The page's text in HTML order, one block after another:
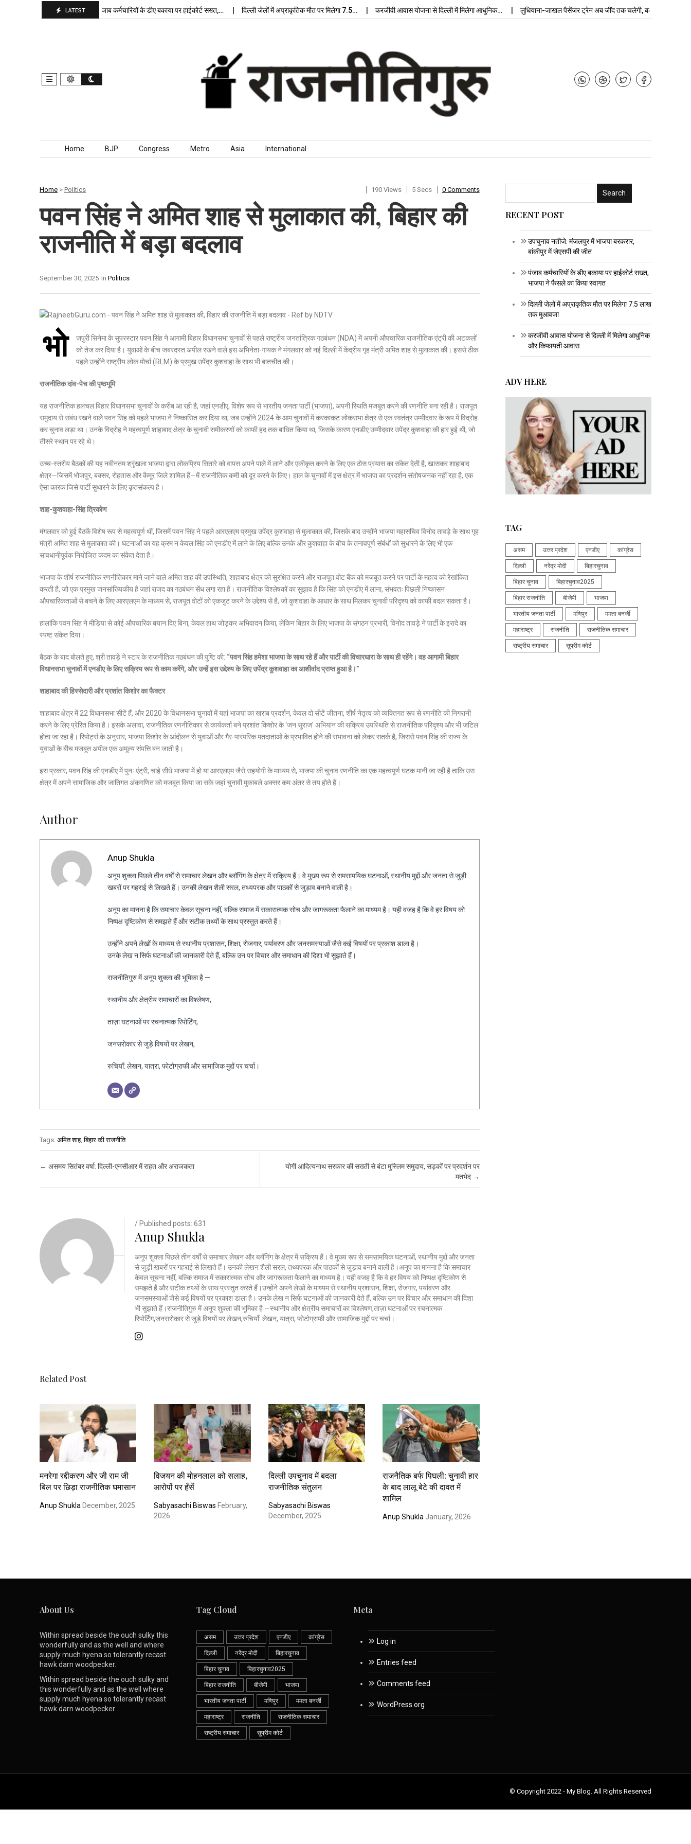
LATEST
बरकरार, बांकीपुर में… पंजाब कर्मचारियों के डीए बकाया पर हाईकोर्ट सख्त,… दिल्ली जेलों में अप्राकृतिक मौत पर मिलेगा 7.5… करजीवी आवास योजना से दिल्ली में मिलेगा आधुनिक… लुधियाना-जाखल पैसेंजर ट्रेन अब जींद तक चलेगी, बढ़ेगी…
Skip to content
Home BJP Congress Metro Asia International
Home > Politics 190 Views 5 Secs 0 Comments
पवन सिंह ने अमित शाह से मुलाकात की, बिहार की
राजनीति में बड़ा बदलाव
In Politics
September 30, 2025
भो
जपुरी सिनेमा के सुपरस्टार पवन सिंह ने आगामी बिहार विधानसभा चुनावों से पहले राष्ट्रीय जनतांत्रिक गठबंधन (NDA) में अपनी औपचारिक राजनीतिक एंट्री की अटकलों
को तेज कर दिया है। युवाओं के बीच जबरदस्त अपील रखने वाले इस अभिनेता-गायक ने मंगलवार को नई दिल्ली में केंद्रीय गृह मंत्री अमित शाह से मुलाकात की। इससे ठीक
पहले उन्होंने राष्ट्रीय लोक मोर्चा (RLM) के प्रमुख उपेंद्र कुशवाहा के साथ भी बातचीत की।
राजनीतिक दांव-पेच की पृष्ठभूमि
यह राजनीतिक हलचल बिहार विधानसभा चुनावों के करीब आ रही है, जहां एनडीए, विशेष रूप से भारतीय जनता पार्टी (भाजपा), अपनी स्थिति मजबूत करने की रणनीति बना रही है। राजपूत
समुदाय से संबंध रखने वाले पवन सिंह को पहले भाजपा ने निष्कासित कर दिया था, जब उन्होंने 2024 के आम चुनावों में करकाकट लोकसभा क्षेत्र से एक स्वतंत्र उम्मीदवार के रूप में विद्रोह
कर चुनाव लड़ा था। उनके विद्रोह ने महत्वपूर्ण शाहाबाद क्षेत्र के चुनावी समीकरणों को काफी हद तक बाधित किया था, जिसके कारण एनडीए उम्मीदवार उपेंद्र कुशवाहा की हार हुई थी, जो
तीसरे स्थान पर रहे थे।
उच्च-स्तरीय बैठकों की यह नवीनतम श्रृंखला भाजपा द्वारा लोकप्रिय सितारे को वापस अपने पाले में लाने और एकीकृत करने के लिए एक ठोस प्रयास का संकेत देती है, खासकर शाहाबाद
क्षेत्र—जिसमें भोजपुर, बक्सर, रोहतास और कैमूर जिले शामिल हैं—में राजनीतिक कमी को दूर करने के लिए। हाल के चुनावों में इस क्षेत्र में भाजपा का प्रदर्शन संतोषजनक नहीं रहा है, एक
ऐसा कारक जिसे पार्टी सुधारने के लिए कृतसंकल्प है।
शाह-कुशवाहा-सिंह त्रिकोण
मंगलवार को हुई बैठकें विशेष रूप से महत्वपूर्ण थीं, जिसमें पवन सिंह ने पहले आरएलएम प्रमुख उपेंद्र कुशवाहा से मुलाकात की, जिसके बाद उन्होंने भाजपा महासचिव विनोद तावड़े के साथ गृह
मंत्री अमित शाह से मुलाकात की। घटनाओं का यह क्रम न केवल सिंह को एनडीए में लाने के लिए बल्कि उनके और कुशवाहा के बीच के तनावपूर्ण संबंधों को सुधारने के लिए भी एक
सावधानीपूर्वक नियोजित कदम का संकेत देता है।
भाजपा के शीर्ष राजनीतिक रणनीतिकार माने जाने वाले अमित शाह की उपस्थिति, शाहाबाद क्षेत्र को सुरक्षित करने और राजपूत वोट बैंक को मजबूत करने पर पार्टी के महत्व को रेखांकित
करती है, जो एक प्रमुख जनसांख्यिकीय है जहां राजद का गठबंधन सेंध लगा रहा है। राजनीतिक विश्लेषकों का सुझाव है कि सिंह को एनडीए में लाना, संभवतः पिछली निष्कासन
औपचारिकताओं से बचने के लिए आरएलएम के माध्यम से, राजपूत वोटों को एकजुट करने के उद्देश्य से है, जो कुशवाहा के आधार के साथ मिलकर चुनावी परिदृश्य को काफी बदल सकता है।
हालांकि पवन सिंह ने मीडिया से कोई औपचारिक बयान दिए बिना, केवल हाथ जोड़कर अभिवादन किया, लेकिन बिहार के लिए भाजपा के संगठन प्रभारी, विनोद तावड़े ने पार्टी के इरादे का
स्पष्ट संकेत दिया।
बैठक के बाद बोलते हुए, श्री तावड़े ने स्टार के राजनीतिक गठबंधन की पुष्टि की: “पवन सिंह हमेशा भाजपा के साथ रहे हैं और पार्टी की विचारधारा के साथ ही रहेंगे। वह आगामी बिहार
विधानसभा चुनावों में एनडीए के लिए सक्रिय रूप से काम करेंगे, और उन्हें इस उद्देश्य के लिए उपेंद्र कुशवाहा का आशीर्वाद प्राप्त हुआ है।”
शाहाबाद की हिस्सेदारी और प्रशांत किशोर का फैक्टर
शाहाबाद क्षेत्र में 22 विधानसभा सीटें हैं, और 2020 के विधानसभा चुनावों में यहां भाजपा का खराब प्रदर्शन, केवल दो सीटें जीतना, शीर्ष नेतृत्व को व्यक्तिगत रूप से रणनीति की निगरानी
करने के लिए प्रेरित किया है। इसके अलावा, राजनीतिक रणनीतिकार से कार्यकर्ता बने प्रशांत किशोर के ‘जन सुराज’ अभियान की सक्रिय उपस्थिति से राजनीतिक परिदृश्य और भी जटिल
होता जा रहा है। रिपोर्ट्स के अनुसार, भाजपा किशोर के आंदोलन से युवाओं और गैर-पारंपरिक मतदाताओं के प्रभावित होने की संभावना को लेकर सतर्क है, जिससे पवन सिंह की राज्य के
युवाओं के बीच मजबूत अपील एक अमूल्य संपत्ति बन जाती है।
इस प्रकार, पवन सिंह की एनडीए में पुनः एंट्री, चाहे सीधे भाजपा में हो या आरएलएम जैसे सहयोगी के माध्यम से, भाजपा की चुनाव रणनीति का एक महत्वपूर्ण घटक मानी जा रही है ताकि उस
क्षेत्र में अपने सामाजिक और जातिगत अंकगणित को मजबूत किया जा सके जहां चुनावी मुकाबले अक्सर कम अंतर से तय होते हैं।
Author
Anup Shukla
अनूप शुक्ला पिछले तीन वर्षों से समाचार लेखन और ब्लॉगिंग के क्षेत्र में सक्रिय हैं। वे मुख्य रूप से समसामयिक घटनाओं, स्थानीय मुद्दों और जनता से जुड़ी
खबरों पर गहराई से लिखते हैं। उनकी लेखन शैली सरल, तथ्यपरक और पाठकों से जुड़ाव बनाने वाली है।
अनूप का मानना है कि समाचार केवल सूचना नहीं, बल्कि समाज में सकारात्मक सोच और जागरूकता फैलाने का माध्यम है। यही वजह है कि वे हर विषय को
निष्पक्ष दृष्टिकोण से समझते हैं और सटीक तथ्यों के साथ प्रस्तुत करते हैं।
उन्होंने अपने लेखों के माध्यम से स्थानीय प्रशासन, शिक्षा, रोजगार, पर्यावरण और जनसमस्याओं जैसे कई विषयों पर प्रकाश डाला है।
उनके लेख न सिर्फ घटनाओं की जानकारी देते हैं, बल्कि उन पर विचार और समाधान की दिशा भी सुझाते हैं।
राजनीतिगुरु में अनूप शुक्ला की भूमिका है —
स्थानीय और क्षेत्रीय समाचारों का विश्लेषण,
ताज़ा घटनाओं पर रचनात्मक रिपोर्टिंग,
जनसरोकार से जुड़े विषयों पर लेखन,
रुचियाँ: लेखन, यात्रा, फोटोग्राफी और सामाजिक मुद्दों पर चर्चा।
Tags: अमित शाह,बिहार की राजनीति
Post navigation
← असमय सितंबर वर्षा: दिल्ली-एनसीआर में राहत और अराजकता
योगी आदित्यनाथ सरकार की सख्ती से बंटा मुस्लिम समुदाय, सड़कों पर प्रदर्शन पर
मतभेद →
/ Published posts: 631
Anup Shukla
अनूप शुक्ला पिछले तीन वर्षों से समाचार लेखन और ब्लॉगिंग के क्षेत्र में सक्रिय हैं। वे मुख्य रूप से समसामयिक घटनाओं, स्थानीय मुद्दों और जनता
से जुड़ी खबरों पर गहराई से लिखते हैं। उनकी लेखन शैली सरल, तथ्यपरक और पाठकों से जुड़ाव बनाने वाली है।अनूप का मानना है कि समाचार
केवल सूचना नहीं, बल्कि समाज में सकारात्मक सोच और जागरूकता फैलाने का माध्यम है। यही वजह है कि वे हर विषय को निष्पक्ष दृष्टिकोण से
समझते हैं और सटीक तथ्यों के साथ प्रस्तुत करते हैं।उन्होंने अपने लेखों के माध्यम से स्थानीय प्रशासन, शिक्षा, रोजगार, पर्यावरण और
जनसमस्याओं जैसे कई विषयों पर प्रकाश डाला है। उनके लेख न सिर्फ घटनाओं की जानकारी देते हैं, बल्कि उन पर विचार और समाधान की दिशा
भी सुझाते हैं।राजनीतिगुरु में अनूप शुक्ला की भूमिका है —स्थानीय और क्षेत्रीय समाचारों का विश्लेषण,ताज़ा घटनाओं पर रचनात्मक
रिपोर्टिंग,जनसरोकार से जुड़े विषयों पर लेखन,रुचियाँ: लेखन, यात्रा, फोटोग्राफी और सामाजिक मुद्दों पर चर्चा।
Related Post
मनरेगा रद्दीकरण और जी राम जी
बिल पर छिड़ा राजनीतिक घमासान
Anup Shukla December, 2025
विजयन की मोहनलाल को सलाह,
आरोपों पर हँसें
Sabyasachi Biswas February,
2026
दिल्ली उपचुनाव में बदला
राजनीतिक संतुलन
Sabyasachi Biswas
December, 2025
राजनैतिक बर्फ पिघली: चुनावी हार
के बाद लालू बेटे की दावत में
शामिल
Anup Shukla January, 2026
RECENT POST
उपचुनाव नतीजे: मंजलपुर में भाजपा बरकरार,
बांकीपुर में जेएसपी की जीत
पंजाब कर्मचारियों के डीए बकाया पर हाईकोर्ट सख्त,
भाजपा ने फैसले का किया स्वागत
दिल्ली जेलों में अप्राकृतिक मौत पर मिलेगा 7.5 लाख
तक मुआवजा
करजीवी आवास योजना से दिल्ली में मिलेगा आधुनिक
और किफायती आवास
ADV HERE
TAG
असम उत्तर प्रदेश एनडीए कांग्रेस
दिल्ली नरेंद्र मोदी बिहारचुनाव
बिहार चुनाव बिहारचुनाव2025
बिहार राजनीति बीजेपी भाजपा
भारतीय जनता पार्टी मणिपुर ममता बनर्जी
महाराष्ट्र राजनीति राजनीतिक समाचार
राष्ट्रीय समाचार सुप्रीम कोर्ट
About Us
Within spread beside the ouch sulky this
wonderfully and as the well and where
supply much hyena so tolerantly recast
hawk darn woodpecker.
Within spread beside the ouch sulky and
this wonderfully and as the well where
supply much hyena so tolerantly recast
hawk darn woodpecker.
Tag Cloud
असम उत्तर प्रदेश एनडीए कांग्रेस
दिल्ली नरेंद्र मोदी बिहारचुनाव
बिहार चुनाव बिहारचुनाव2025
बिहार राजनीति बीजेपी भाजपा
भारतीय जनता पार्टी मणिपुर ममता बनर्जी
महाराष्ट्र राजनीति राजनीतिक समाचार
राष्ट्रीय समाचार सुप्रीम कोर्ट
Meta
Log in
Entries feed
Comments feed
WordPress.org
© Copyright 2022 - My Blog. All Rights Reserved